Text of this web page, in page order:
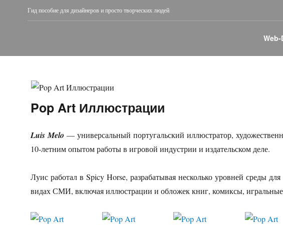
Гид пособие для дизайнеров и просто творческих людей
Pop Art Иллюстрации
Luis Melo — универсальный португальский иллюстратор,
10-летним опытом работы в игровой индустрии и издательском деле.
Луис работал в Spicy Horse, разрабатывая несколько уровней среды
видах СМИ, включая иллюстрации и обложек книг, комиксы,